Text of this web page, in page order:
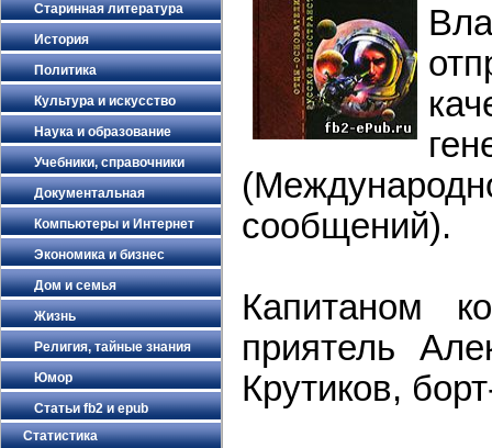
Старинная литература
История
Политика
Культура и искусство
Наука и образование
Учебники, справочники
Документальная
Компьютеры и Интернет
Экономика и бизнес
Дом и семья
Жизнь
Религия, тайные знания
Юмор
Статьи fb2 и epub
Статистика
сообщений).
Капитаном
приятель
Крутиков,